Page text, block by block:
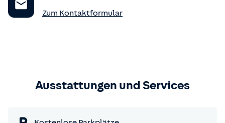
Zum Kontaktformular
Ausstattungen und Services